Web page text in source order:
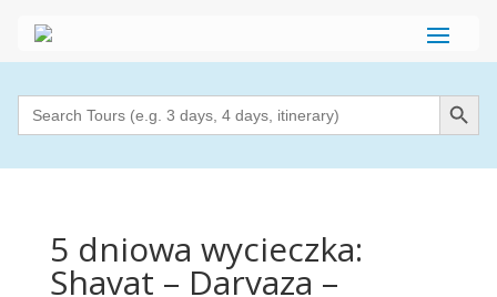
Search
for:
Search Button
5 dniowa wycieczka:
Shavat – Darvaza –